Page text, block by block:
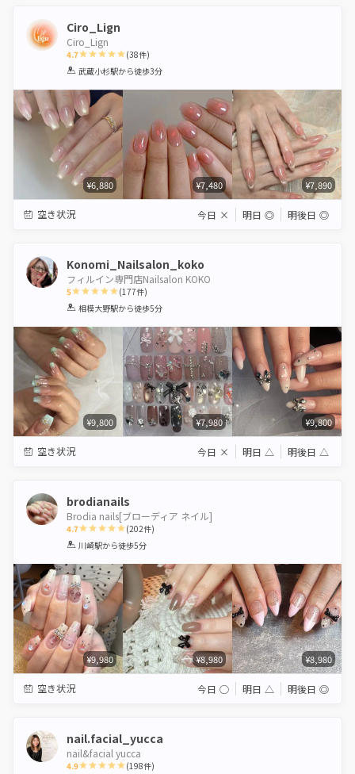
Ciro_Lign
Ciro_Lign
4.7
1 2 3 4 5
(38件)
武蔵小杉駅から徒歩3分
¥6,880 ¥7,480 ¥7,890
空き状況 今日 × 明日 ◎ 明後日 ◎
Konomi_Nailsalon_koko
フィルイン専門店Nailsalon KOKO
5
1 2 3 4 5
(177件)
相模大野駅から徒歩5分
¥9,800 ¥7,980 ¥9,800
空き状況 今日 × 明日 △ 明後日 △
brodianails
Brodia nails[ブローディア ネイル]
4.7
1 2 3 4 5
(202件)
川崎駅から徒歩5分
¥9,980 ¥8,980 ¥8,980
空き状況 今日 ◯ 明日 △ 明後日 ◎
nail.facial_yucca
nail&facial yucca
4.9 (198件)